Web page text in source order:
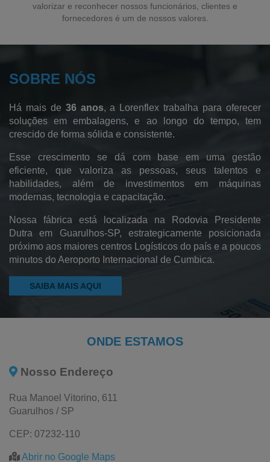
Sacos em Polietileno de Alta Densidade
Fábrica de Sacos Hamper
Sacos de Polietileno
Sacos Sanfonados
Sacos Plásticos
Saco Cristal
Saco Canela
Bobinas Plásticas
valorizar e reconhecer nossos funcionários, clientes e
fornecedores é um de nossos valores.
SOBRE NÓS
Há mais de 36 anos, a Lorenflex trabalha para oferecer
soluções em embalagens, e ao longo do tempo, tem
crescido de forma sólida e consistente.
Esse crescimento se dá com base em uma gestão
eficiente, que valoriza as pessoas, seus talentos e
habilidades, além de investimentos em máquinas
modernas, tecnologia e capacitação.
Nossa fábrica está localizada na Rodovia Presidente
Dutra em Guarulhos-SP, estrategicamente posicionada
próximo aos maiores centros Logísticos do país e a poucos
minutos do Aeroporto Internacional de Cumbica.
SAIBA MAIS AQUI
ONDE ESTAMOS
Nosso Endereço
Rua Manoel Vitorino, 611
Guarulhos / SP
CEP: 07232-110
Abrir no Google Maps